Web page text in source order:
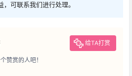
可联系我们进行处理。
给TA打赏
赞赏的人吧！